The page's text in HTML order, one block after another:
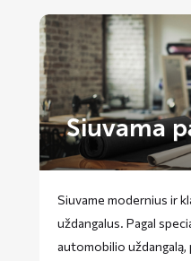
Siuvama
Siuvame modernius ir
uždangalus. Pagal
automobilio uždangalą,